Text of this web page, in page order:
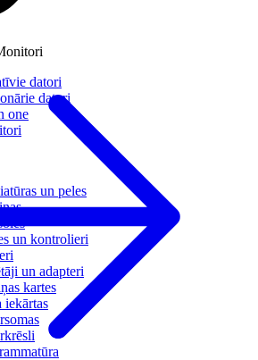
datori
datori
one
un peles
un kontrolieri
un adapteri
kartes
iekārtas